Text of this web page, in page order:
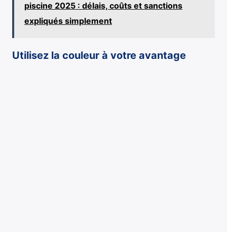
piscine 2025 : délais, coûts et sanctions
expliqués simplement
Utilisez la couleur à votre avantage